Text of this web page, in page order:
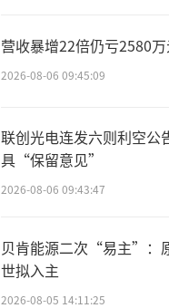
营收暴增22倍仍亏2580
2026-08-06 09:45:09
联创光电连发六则利空公
具“保留意见”
2026-08-06 09:43:47
贝肯能源二次“易主”：
世拟入主
2026-08-05 14:11:25